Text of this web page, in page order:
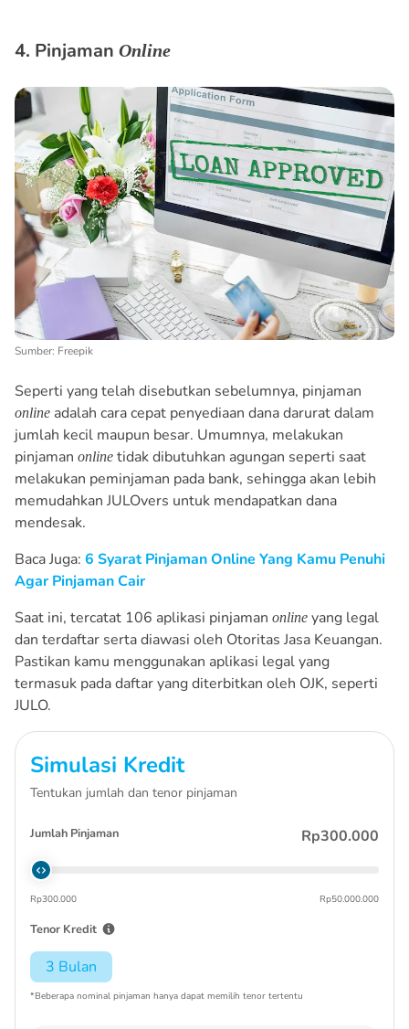
4. Pinjaman Online
Sumber: Freepik
Seperti yang telah disebutkan sebelumnya, pinjaman
online adalah cara cepat penyediaan dana darurat dalam
jumlah kecil maupun besar. Umumnya, melakukan
pinjaman online tidak dibutuhkan agungan seperti saat
melakukan peminjaman pada bank, sehingga akan lebih
memudahkan JULOvers untuk mendapatkan dana
mendesak.
Baca Juga: 6 Syarat Pinjaman Online Yang Kamu Penuhi
Agar Pinjaman Cair
Saat ini, tercatat 106 aplikasi pinjaman online yang legal
dan terdaftar serta diawasi oleh Otoritas Jasa Keuangan.
Pastikan kamu menggunakan aplikasi legal yang
termasuk pada daftar yang diterbitkan oleh OJK, seperti
JULO.
Simulasi Kredit
Tentukan jumlah dan tenor pinjaman
Jumlah Pinjaman Rp300.000
Rp300.000 Rp50.000.000
Tenor Kredit
3 Bulan
*Beberapa nominal pinjaman hanya dapat memilih tenor tertentu